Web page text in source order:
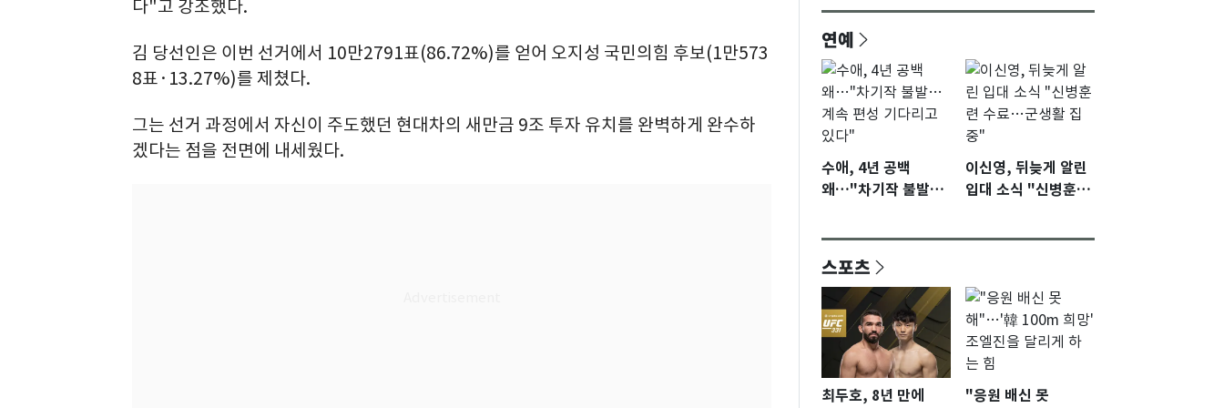
다"고 강조했다.
김 당선인은 이번 선거에서 10만2791표(86.72%)를 얻어 오지성 국민의힘 후보(1만573
8표·13.27%)를 제쳤다.
그는 선거 과정에서 자신이 주도했던 현대차의 새만금 9조 투자 유치를 완벽하게 완수하
겠다는 점을 전면에 내세웠다.
연예
수애, 4년 공백
왜…"차기작 불발…
있다"
이신영, 뒤늦게 알린
입대 소식 "신병훈련
스포츠
최두호, 8년 만에 "응원 배신 못